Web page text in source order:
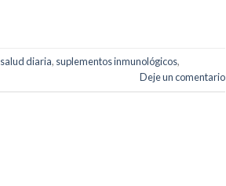
salud diaria, suplementos inmunológicos,
Deje un comentario